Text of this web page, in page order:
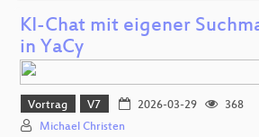
KI-Chat mit eigener
in YaCy
Vortrag V7 2026-03-29
368
Michael Christen